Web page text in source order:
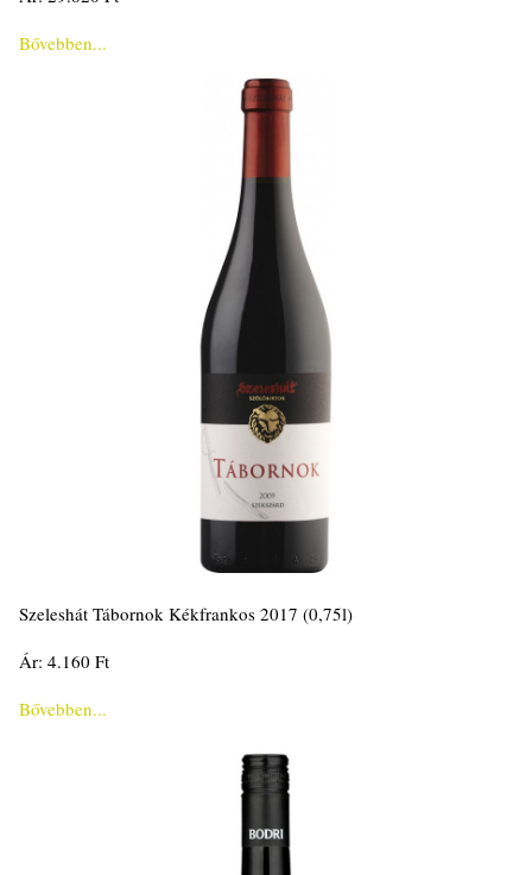
Bővebben...
Szeleshát Tábornok Kékfrankos 2017 (0,75l)
Ár: 4.160 Ft
Bővebben...